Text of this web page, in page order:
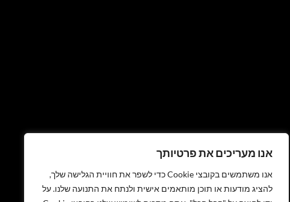
אנו מעריכים את פרטיותך
אנו משתמשים בקובצי Cookie כדי לשפר את חוויית הגלישה שלך,
להציג מודעות או תוכן מותאמים אישית ולנתח את התנועה שלנו. על